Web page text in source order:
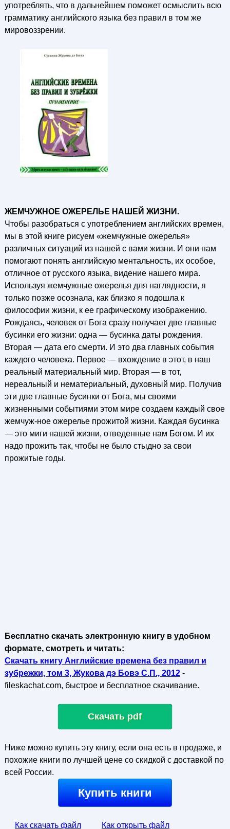
употреблять, что в дальнейшем поможет осмыслить всю
грамматику английского языка без правил в том же
мировоззрении.
ЖЕМЧУЖНОЕ ОЖЕРЕЛЬЕ НАШЕЙ ЖИЗНИ.
Чтобы разобраться с употреблением английских времен,
мы в этой книге рисуем «жемчужные ожерелья»
различных ситуаций из нашей с вами жизни. И они нам
помогают понять английскую ментальность, их особое,
отличное от русского языка, видение нашего мира.
Используя жемчужные ожерелья для наглядности, я
только позже осознала, как близко я подошла к
философии жизни, к ее графическому изображению.
Рождаясь, человек от Бога сразу получает две главные
бусинки его жизни: одна — бусинка даты рождения.
Вторая — дата его смерти. И это два главных события
каждого человека. Первое — вхождение в этот, в наш
реальный материальный мир. Вторая — в тот,
нереальный и нематериальный, духовный мир. Получив
эти две главные бусинки от Бога, мы своими
жизненными событиями этом мире создаем каждый свое
жемчуж-ное ожерелье прожитой жизни. Каждая бусинка
— это миги нашей жизни, отведенные нам Богом. И их
надо прожить так, чтобы не было стыдно за свои
прожитые годы.
Бесплатно скачать электронную книгу в удобном
формате, смотреть и читать:
Скачать книгу Английские времена без правил и
зубрежки, том 3, Жукова дэ Бовэ С.П., 2012-
fileskachat.com, быстрое и бесплатное скачивание.
Скачать pdf
Ниже можно купить эту книгу, если она есть в продаже, и
похожие книги по лучшей цене со скидкой с доставкой по
всей России.
Купить книги
Как скачать файл Как открыть файл